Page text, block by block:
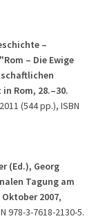
–
– Die Ewige
Rom, 28.–30.
(544 pp.), ISBN
(Ed.), Georg
Tagung am
2007,
978-3-7618-2130-5.